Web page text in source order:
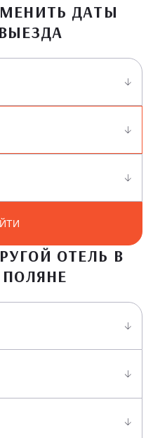
ДАТЫ
ОТЕЛЬ В